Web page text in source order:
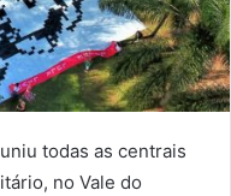
todas as centrais
no Vale do